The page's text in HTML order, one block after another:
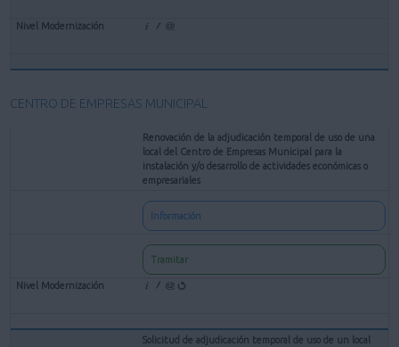
CENTRO DE EMPRESAS MUNICIPAL
Renovación de la adjudicación temporal de uso de una
local del Centro de Empresas Municipal para la
instalación y/o desarrollo de actividades económicas o
empresariales
Información
Tramitar
Solicitud de adjudicación temporal de uso de un local